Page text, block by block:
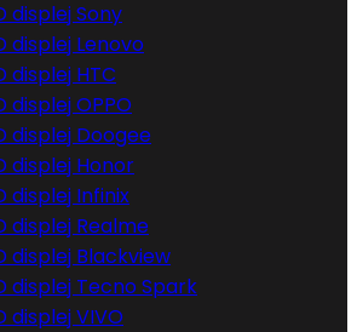
displej Sony
displej Lenovo
displej HTC
displej OPPO
displej Doogee
displej Honor
displej Infinix
displej Realme
displej Blackview
displej Tecno Spark
displej VIVO